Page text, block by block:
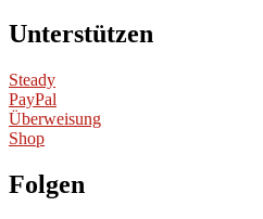
Unterstützen
Steady
PayPal
Überweisung
Shop
Folgen